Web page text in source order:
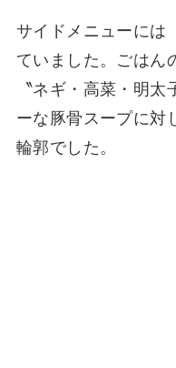
サイドメニューには
ていました。ごはん
〝ネギ・高菜・明太
ーな豚骨スープに対
輪郭でした。